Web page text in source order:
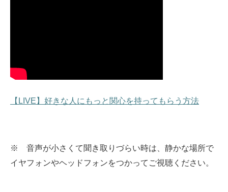
【LIVE】好きな人にもっと関心を持ってもらう方法
※ 音声が小さくて聞き取りづらい時は、静かな場所で
イヤフォンやヘッドフォンをつかってご視聴ください。